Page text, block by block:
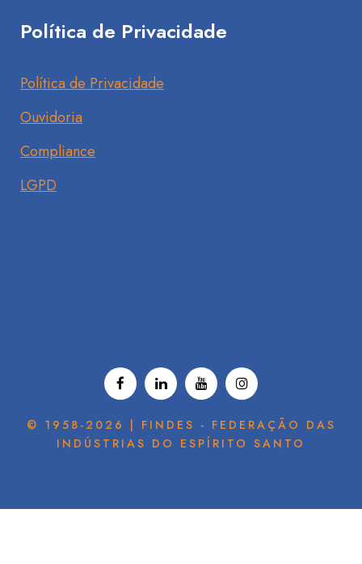
Política de Privacidade
Política de Privacidade
Ouvidoria
Compliance
LGPD
© 1958-2026 | FINDES - FEDERAÇÃO DAS
INDÚSTRIAS DO ESPÍRITO SANTO